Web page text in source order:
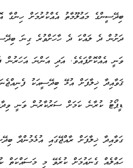
ބިދޭސީންގެ މަޢުލޫމާތު އެއްކުރުމަށް ހިންގާ
ދަށުން ދެ ލައްކަ ދެ ހާހަށްވުރެ ގިނަ
ވަނީ އެއްކޮށްފައެވެ. އަދި އަންނަ އަހަރުން
ޤަވާއިދާ ޚިލާފަށް އުޅޭ ބިދޭސީއަކު
ޑީޕޯޓު ކުރާނެ ކަމަށް ސަރުކާރުން ވަނީ
ގަވާއިދާ ޚިލާފަށް ރާއްޖޭގައި އުޅެމުންދާ